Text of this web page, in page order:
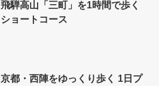
飛騨高山「三町」を1時間で歩く
ショートコース
京都・西陣をゆっくり歩く 1日プ